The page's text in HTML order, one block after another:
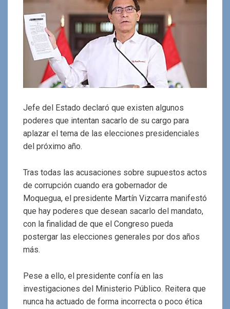
Jefe del Estado declaró que existen algunos
poderes que intentan sacarlo de su cargo para
aplazar el tema de las elecciones presidenciales
del próximo año.
Tras todas las acusaciones sobre supuestos actos
de corrupción cuando era gobernador de
Moquegua, el presidente Martín Vizcarra manifestó
que hay poderes que desean sacarlo del mandato,
con la finalidad de que el Congreso pueda
postergar las elecciones generales por dos años
más.
Pese a ello, el presidente confía en las
investigaciones del Ministerio Público. Reitera que
nunca ha actuado de forma incorrecta o poco ética